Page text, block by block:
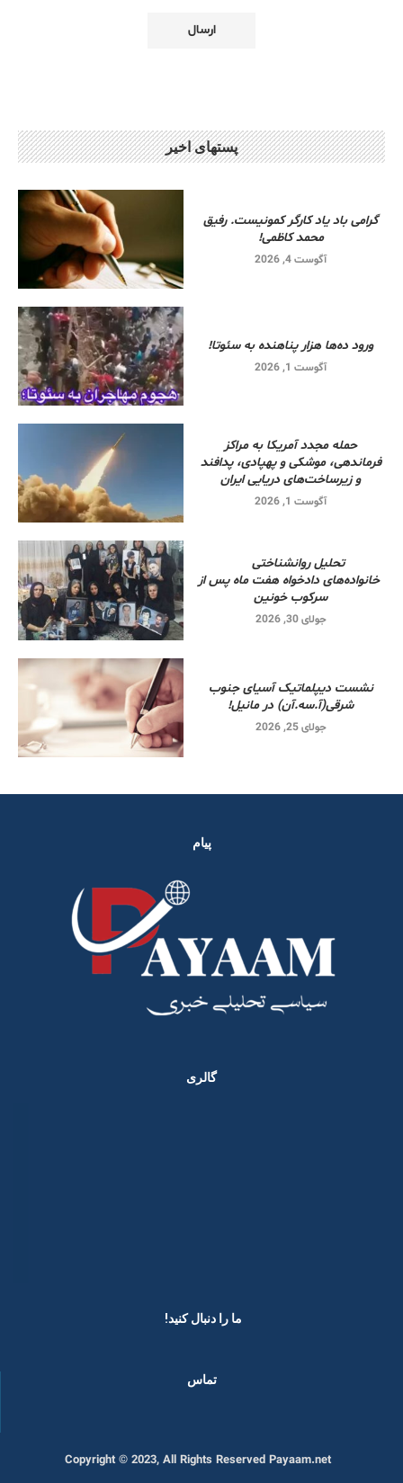
پستهای اخیر
گرامی باد یاد کارگر کمونیست. رفیق
محمد کاظمی!
آگوست 4, 2026
ورود ده‌ها هزار پناهنده به سئوتا!
آگوست 1, 2026
حمله مجدد آمریکا به مراکز
فرماندهی، موشکی و پهپادی، پدافند
و زیرساخت‌های دریایی ایران
آگوست 1, 2026
تحلیل روانشناختی
خانواده‌های دادخواه هفت ماه پس از
سرکوب خونین
جولای 30, 2026
نشست دیپلماتیک آسیای جنوب
شرقی‌(آ.سه.آن) در مانیل!
جولای 25, 2026
پیام
گالری
ما را دنبال کنید! ​
تماس
Copyright © 2023, All Rights Reserved Payaam.net